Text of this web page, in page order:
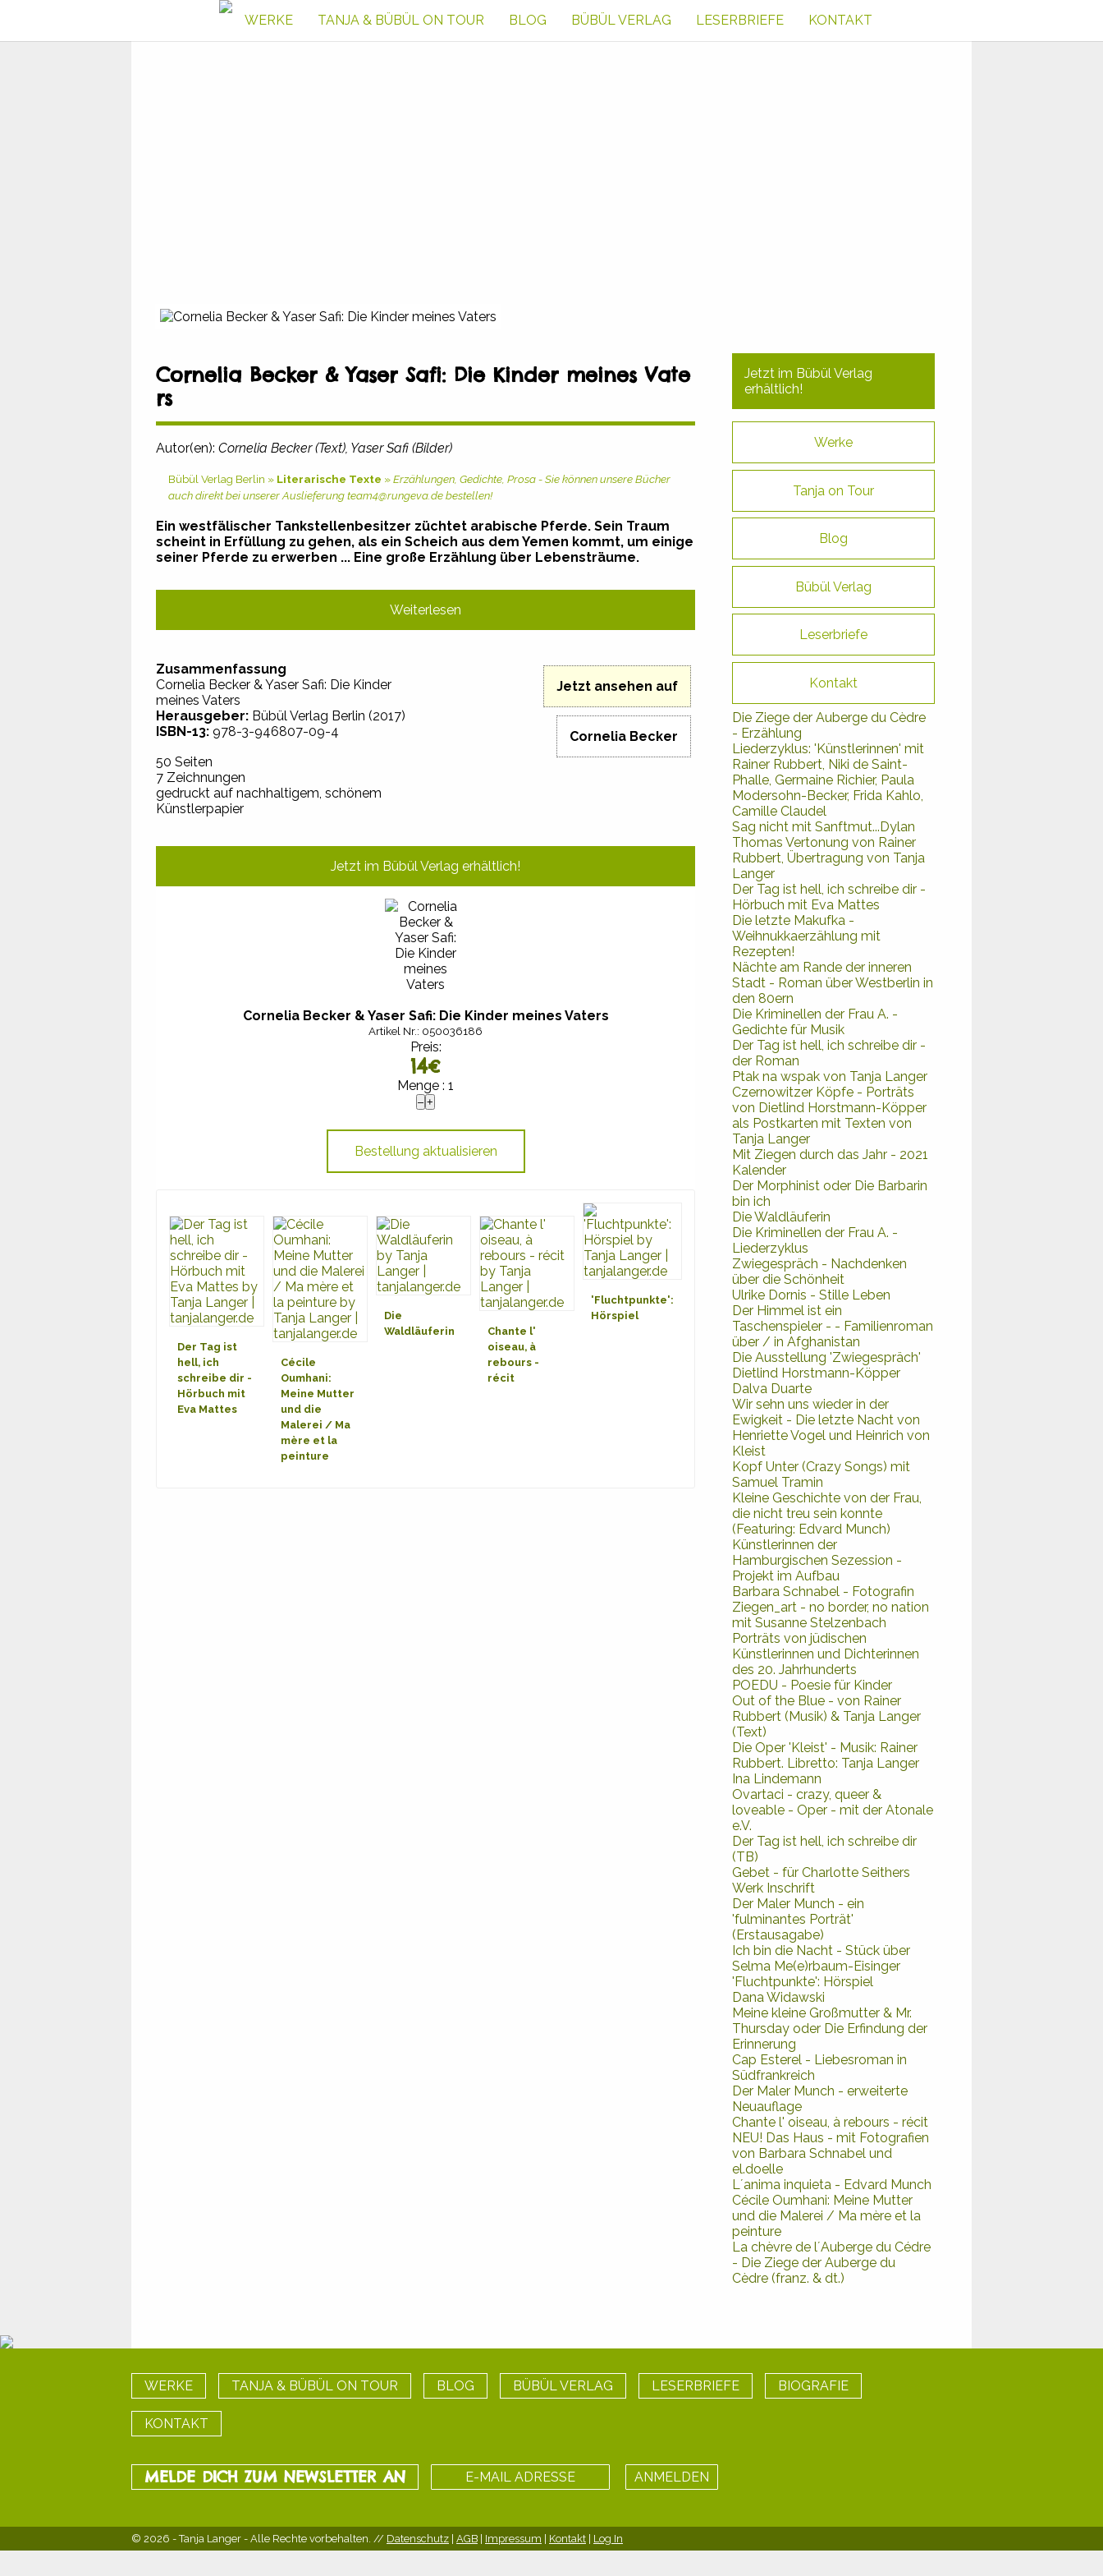
WERKE TANJA & BÜBÜL ON TOUR BLOG BÜBÜL VERLAG LESERBRIEFE KONTAKT
Cornelia Becker & Yaser Safi: Die Kinder meines Vate
rs
Autor(en): Cornelia Becker (Text), Yaser Safi (Bilder)
Bübül Verlag Berlin » Literarische Texte »Erzählungen, Gedichte, Prosa - Sie können unsere Bücher
auch direkt bei unserer Auslieferung team4@rungeva.de bestellen!
Ein westfälischer Tankstellenbesitzer züchtet arabische Pferde. Sein Traum
scheint in Erfüllung zu gehen, als ein Scheich aus dem Yemen kommt, um einige
seiner Pferde zu erwerben ... Eine große Erzählung über Lebensträume.
Weiterlesen
Zusammenfassung
Cornelia Becker & Yaser Safi: Die Kinder
meines Vaters
Herausgeber: Bübül Verlag Berlin (2017)
ISBN-13: 978-3-946807-09-4
50 Seiten
7 Zeichnungen
gedruckt auf nachhaltigem, schönem
Künstlerpapier
Jetzt ansehen auf
Cornelia Becker
Jetzt im Bübül Verlag erhältlich!
Cornelia Becker & Yaser Safi: Die Kinder meines Vaters
Artikel Nr.: 050036186
Preis:
14€
Menge :1
Der Tag ist
hell, ich
schreibe dir -
Hörbuch mit
Eva Mattes
Cécile
Oumhani:
Meine Mutter
und die
Malerei / Ma
mère et la
peinture
Die
Waldläuferin
Chante l'
oiseau, à
rebours -
récit
'Fluchtpunkte':
Hörspiel
Jetzt im Bübül Verlag
erhältlich!
Werke
Tanja on Tour
Blog
Bübül Verlag
Leserbriefe
Kontakt
Die Ziege der Auberge du Cèdre
- Erzählung
Liederzyklus: 'Künstlerinnen' mit
Rainer Rubbert, Niki de Saint-
Phalle, Germaine Richier, Paula
Modersohn-Becker, Frida Kahlo,
Camille Claudel
Sag nicht mit Sanftmut...Dylan
Thomas Vertonung von Rainer
Rubbert, Übertragung von Tanja
Langer
Der Tag ist hell, ich schreibe dir -
Hörbuch mit Eva Mattes
Die letzte Makufka -
Weihnukkaerzählung mit
Rezepten!
Nächte am Rande der inneren
Stadt - Roman über Westberlin in
den 80ern
Die Kriminellen der Frau A. -
Gedichte für Musik
Der Tag ist hell, ich schreibe dir -
der Roman
Ptak na wspak von Tanja Langer
Czernowitzer Köpfe - Porträts
von Dietlind Horstmann-Köpper
als Postkarten mit Texten von
Tanja Langer
Mit Ziegen durch das Jahr - 2021
Kalender
Der Morphinist oder Die Barbarin
bin ich
Die Waldläuferin
Die Kriminellen der Frau A. -
Liederzyklus
Zwiegespräch - Nachdenken
über die Schönheit
Ulrike Dornis - Stille Leben
Der Himmel ist ein
Taschenspieler - - Familienroman
über / in Afghanistan
Die Ausstellung 'Zwiegespräch'
Dietlind Horstmann-Köpper
Dalva Duarte
Wir sehn uns wieder in der
Ewigkeit - Die letzte Nacht von
Henriette Vogel und Heinrich von
Kleist
Kopf Unter (Crazy Songs) mit
Samuel Tramin
Kleine Geschichte von der Frau,
die nicht treu sein konnte
(Featuring: Edvard Munch)
Künstlerinnen der
Hamburgischen Sezession -
Projekt im Aufbau
Barbara Schnabel - Fotografin
Ziegen_art - no border, no nation
mit Susanne Stelzenbach
Porträts von jüdischen
Künstlerinnen und Dichterinnen
des 20. Jahrhunderts
POEDU - Poesie für Kinder
Out of the Blue - von Rainer
Rubbert (Musik) & Tanja Langer
(Text)
Die Oper 'Kleist' - Musik: Rainer
Rubbert. Libretto: Tanja Langer
Ina Lindemann
Ovartaci - crazy, queer &
loveable - Oper - mit der Atonale
e.V.
Der Tag ist hell, ich schreibe dir
(TB)
Gebet - für Charlotte Seithers
Werk Inschrift
Der Maler Munch - ein
'fulminantes Porträt'
(Erstausagabe)
Ich bin die Nacht - Stück über
Selma Me(e)rbaum-Eisinger
'Fluchtpunkte': Hörspiel
Dana Widawski
Meine kleine Großmutter & Mr.
Thursday oder Die Erfindung der
Erinnerung
Cap Esterel - Liebesroman in
Südfrankreich
Der Maler Munch - erweiterte
Neuauflage
Chante l' oiseau, à rebours - récit
NEU! Das Haus - mit Fotografien
von Barbara Schnabel und
el.doelle
L´anima inquieta - Edvard Munch
Cécile Oumhani: Meine Mutter
und die Malerei / Ma mère et la
peinture
La chèvre de l´Auberge du Cédre
- Die Ziege der Auberge du
Cèdre (franz. & dt.)
WERKE TANJA & BÜBÜL ON TOUR BLOG BÜBÜL VERLAG LESERBRIEFE BIOGRAFIE
KONTAKT
MELDE DICH ZUM NEWSLETTER AN
© 2026 - Tanja Langer - Alle Rechte vorbehalten. // Datenschutz AGB Impressum Kontakt Log In